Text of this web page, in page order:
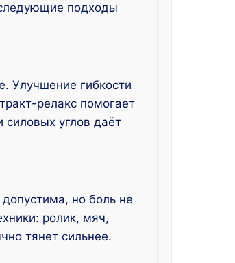
подходы
Улучшение гибкости
релакс помогает
силовых углов даёт
но боль не
ролик, мяч,
тянет сильнее.